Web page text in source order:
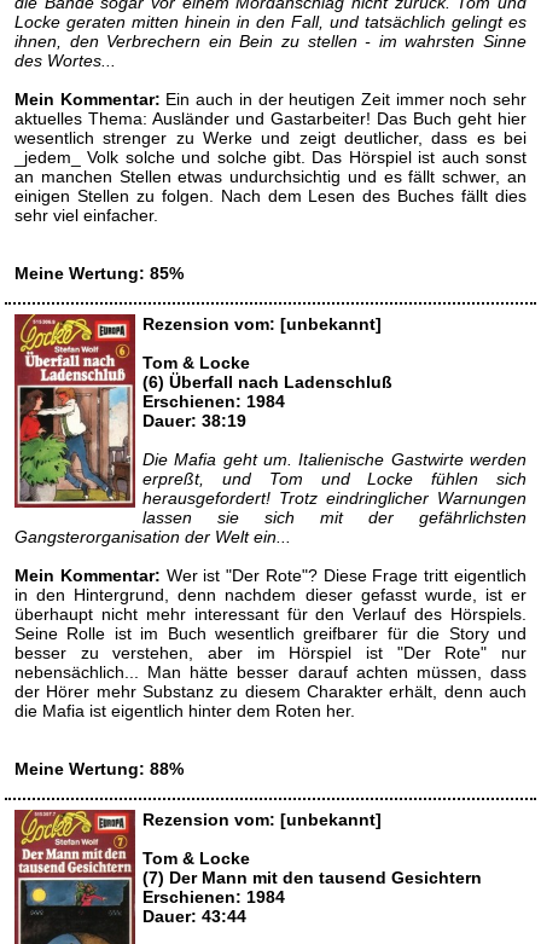
Locke geraten mitten hinein in den Fall, und tatsächlich gelingt es
ihnen, den Verbrechern ein Bein zu stellen - im wahrsten Sinne
des Wortes...
Mein Kommentar: Ein auch in der heutigen Zeit immer noch sehr
aktuelles Thema: Ausländer und Gastarbeiter! Das Buch geht hier
wesentlich strenger zu Werke und zeigt deutlicher, dass es bei
_jedem_ Volk solche und solche gibt. Das Hörspiel ist auch sonst
an manchen Stellen etwas undurchsichtig und es fällt schwer, an
einigen Stellen zu folgen. Nach dem Lesen des Buches fällt dies
sehr viel einfacher.
Meine Wertung: 85%
Rezension vom: [unbekannt]
Tom & Locke
(6) Überfall nach Ladenschluß
Erschienen: 1984
Dauer: 38:19
Die Mafia geht um. Italienische Gastwirte werden
erpreßt, und Tom und Locke fühlen sich
herausgefordert! Trotz eindringlicher Warnungen
lassen sie sich mit der gefährlichsten
Gangsterorganisation der Welt ein...
Mein Kommentar: Wer ist "Der Rote"? Diese Frage tritt eigentlich
in den Hintergrund, denn nachdem dieser gefasst wurde, ist er
überhaupt nicht mehr interessant für den Verlauf des Hörspiels.
Seine Rolle ist im Buch wesentlich greifbarer für die Story und
besser zu verstehen, aber im Hörspiel ist "Der Rote" nur
nebensächlich... Man hätte besser darauf achten müssen, dass
der Hörer mehr Substanz zu diesem Charakter erhält, denn auch
die Mafia ist eigentlich hinter dem Roten her.
Meine Wertung: 88%
Rezension vom: [unbekannt]
Tom & Locke
(7) Der Mann mit den tausend Gesichtern
Erschienen: 1984
Dauer: 43:44